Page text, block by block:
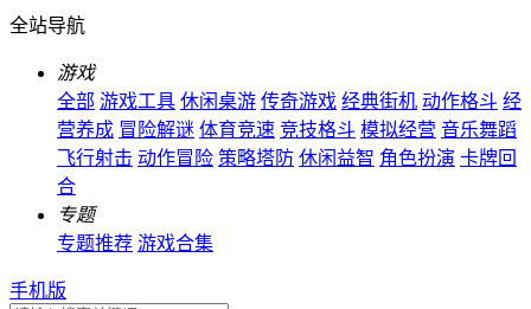
全站导航
游戏
全部 游戏工具 休闲桌游 传奇游戏 经典街机 动作格斗 经
营养成 冒险解谜 体育竞速 竞技格斗 模拟经营 音乐舞蹈
飞行射击 动作冒险 策略塔防 休闲益智 角色扮演 卡牌回
合
专题
专题推荐 游戏合集
手机版